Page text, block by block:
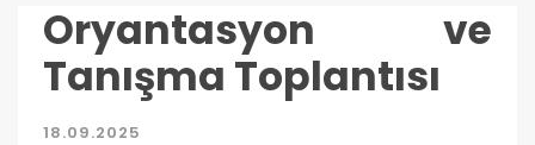
Oryantasyon ve
Tanışma Toplantısı
18.09.2025